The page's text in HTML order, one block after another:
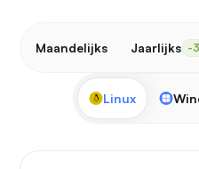
Maandelijks Jaarlijks -
Linux